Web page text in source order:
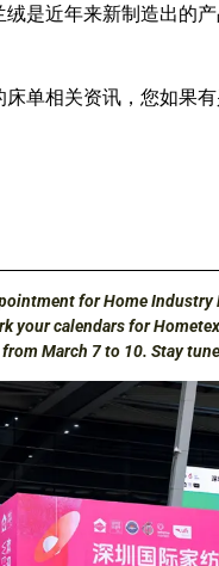
近年来新制造出的产
床单相关资讯，您如果
for Home
your calendars for
March 7 to 10. Stay